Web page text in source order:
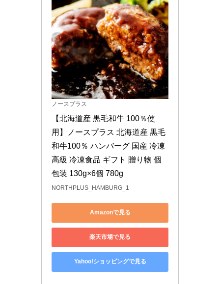
ノースプラス
【北海道産 黒毛和牛 100％使
用】ノースプラス 北海道産 黒毛
和牛100％ ハンバーグ 国産 冷凍
高級 冷凍食品 ギフト 贈り物 個
包装 130g×6個 780g
NORTHPLUS_HAMBURG_1
Amazonで見る
楽天市場で見る
Yahoo!ショッピングで見る